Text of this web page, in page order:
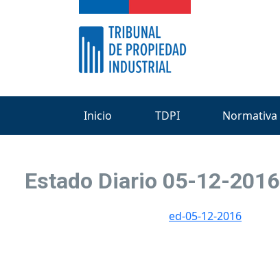
Inicio TDPI Normativa
Estado Diario 05-12-2016
ed-05-12-2016